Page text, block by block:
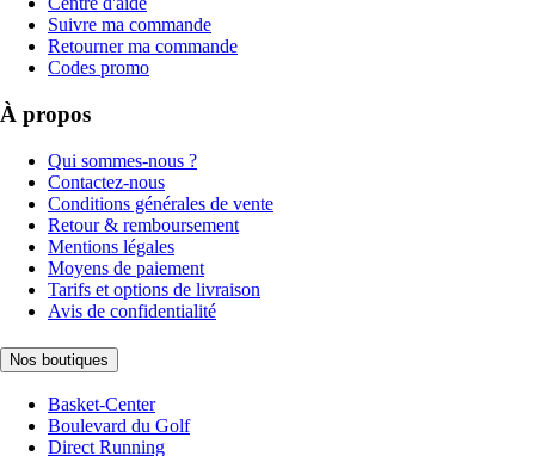
Suivre ma commande
Retourner ma commande
Codes promo
À propos
Qui sommes-nous ?
Contactez-nous
Conditions générales de vente
Retour & remboursement
Mentions légales
Moyens de paiement
Tarifs et options de livraison
Avis de confidentialité
Nos boutiques
Basket-Center
Boulevard du Golf
Direct Running